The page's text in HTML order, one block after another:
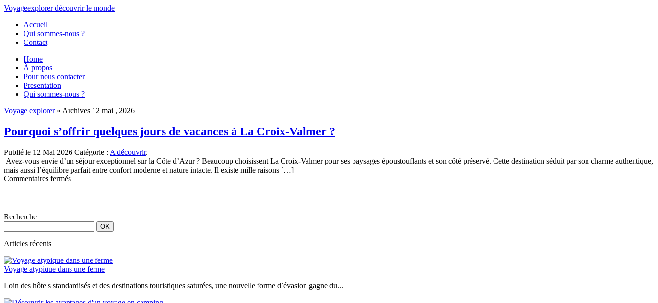
Voyageexplorer découvrirle monde
Accueil
Qui sommes-nous ?
Contact
Home
À propos
Pour nous contacter
Presentation
Qui sommes-nous ?
Voyage explorer» Archives 12 mai , 2026
Pourquoi s’offrir quelques jours de vacances à La Croix-Valmer ?
Publié le 12 Mai 2026 Catégorie : A découvrir.
Avez-vous envie d’un séjour exceptionnel sur la Côte d’Azur ? Beaucoup choisissent La Croix-Valmer pour ses paysages époustouflants et son côté préservé. Cette destination séduit par son charme authentique,
mais aussi l’équilibre parfait entre confort moderne et nature intacte. Il existe mille raisons […]
Commentaires ferméssur
de
vacances
Croix-
Valmer
?
Recherche
Articles récents
Voyage atypique dans une ferme
Loin des hôtels standardisés et des destinations touristiques saturées, une nouvelle forme d’évasion gagne du...